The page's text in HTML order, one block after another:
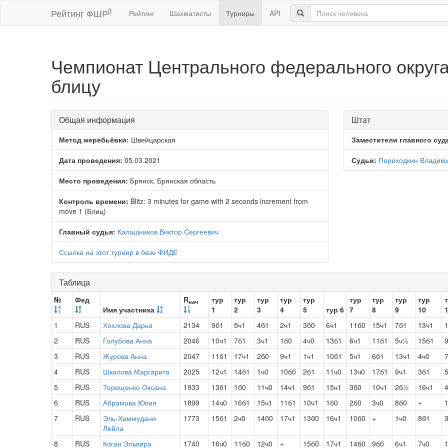
Рейтинг ФШРβ Рейтинг Шахматисты Турниры API
Чемпионат Центрального федерального
блицу
Общая информация
Метод жеребьёвки: Швейцарская
Дата проведения: 05.03.2021
Место проведения: Брянск, Брянская область
Контроль времени: Blitz: 3 minutes for game with 2 seconds increment from
move 1 (Блиц)
Главный судья: Калашников Виктор Сергеевич
Ссылка на этот турнир в базе ФИДЕ
Штат
Заместители главного
Судьи: Переходкин
Таблица
№
Фед
Имя участника
Rнач
тур
1
тур
2
тур
3
тур
4
тур
5
тур 6
тур
7
тур
8
тур
9
тур
10
1
RUS Хохлова Дарья 2134 9б1 5ч1 4б1 2ч1 3б0 6ч1 11б0 15ч1 7б1 13ч1
2
RUS Голубова Анна 2046 10ч1 7б1 3ч1 1б0 4ч0 13б1 6ч1 11б1 5ч½ 15б1
3
RUS Журова Анна 2047 11б1 17ч1 2б0 9ч1 1ч1 10б1 5ч1 6б1 13ч1 4ч0
4
RUS Шкалова Маргарита 2025 12ч1 14б1 1ч0 10б0 2б1 11ч0 13ч0 17б1 9ч1 3б1
5
RUS Терещенко Оксана 1933 13б1 1б0 11ч0 14ч1 9б1 15ч1 3б0 10ч1 2б½ 16ч1
6
RUS Абрамова Юлия 1899 14ч0 16б1 15ч1 11б1 10ч1 1б0 2б0 3ч0 8б0 +
7
RUS
Эль-Хаммудани
Лейла
1773 15б1 2ч0 14б0 17ч1 13б0 16ч1 10б0 + 1ч0 8б1
8 RUS Коган Эльвира 1740 16ч0 11б0 12ч0 + 15б0 17ч1 14б0 9б0 6ч1 7ч0